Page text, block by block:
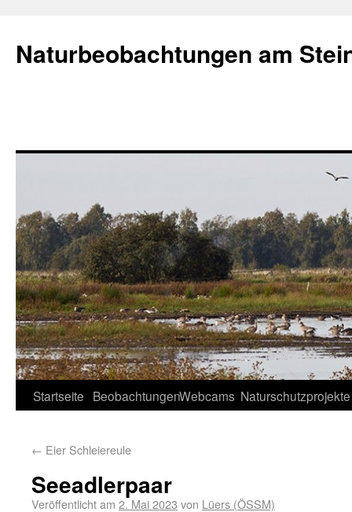
Naturbeobachtungen am
Startseite BeobachtungenWebcams Naturschutzprojekte
← Eier Schleiereule
Seeadlerpaar
Veröffentlicht am 2. Mai 2023 von Lüers (ÖSSM)